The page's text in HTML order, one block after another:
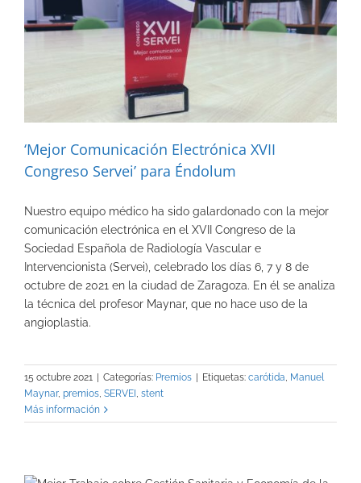
‘Mejor Comunicación Electrónica XVII
Congreso Servei’ para Éndolum
Nuestro equipo médico ha sido galardonado con la mejor
comunicación electrónica en el XVII Congreso de la
Sociedad Española de Radiología Vascular e
Intervencionista (Servei), celebrado los días 6, 7 y 8 de
octubre de 2021 en la ciudad de Zaragoza. En él se analiza
la técnica del profesor Maynar, que no hace uso de la
angioplastia.
15 octubre 2021 | Categorías: Premios | Etiquetas: carótida Manuel
Maynar, premios SERVEI stent
Más información